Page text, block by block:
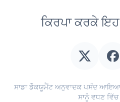
ਕਿਰਪਾ ਕਰਕੇ ਇਹ
ਸਾਡਾ ਡੌਕਯੂਮੈਂਟ ਅਨੁਵਾਦਕ ਪਸੰਦ
ਸਾਨੂੰ ਵਧਣ